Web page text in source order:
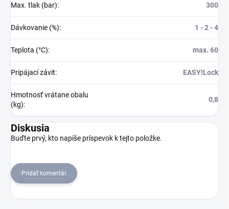
Max. tlak (bar): 300
Dávkovanie (%): 1 - 2 - 4
Teplota (°C): max. 60
Pripájací závit: EASY!Lock
Hmotnosť vrátane obalu
(kg):
0,8
Diskusia
Buďte prvý, kto napíše príspevok k tejto položke.
Pridať komentár